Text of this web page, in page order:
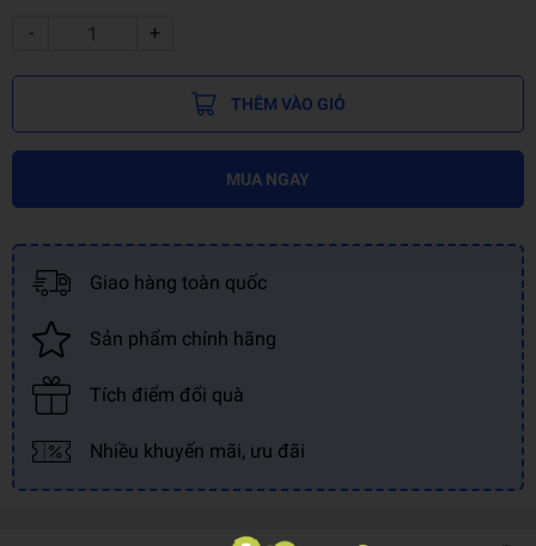
- +
THÊM VÀO GIỎ
MUA NGAY
Giao hàng toàn quốc
Sản phẩm chính hãng
Tích điểm đổi quà
Nhiều khuyến mãi, ưu đãi